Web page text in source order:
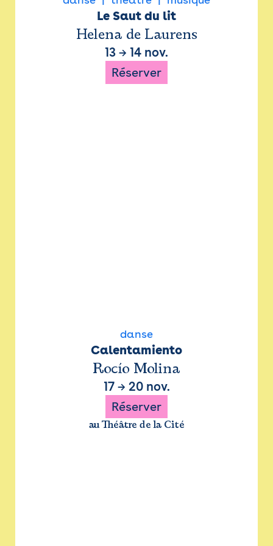
Le Saut du lit
Helena de Laurens
13 → 14 nov.
Réserver
danse
Calentamiento
Rocío Molina
17→ 20 nov.
Réserver
au Théâtre de la Cité